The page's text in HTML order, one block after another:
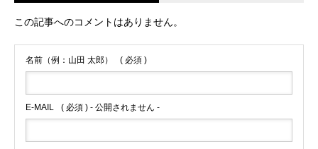
この記事へのコメントはありません。
名前（例：山田 太郎） ( 必須 )
E-MAIL ( 必須 ) - 公開されません -